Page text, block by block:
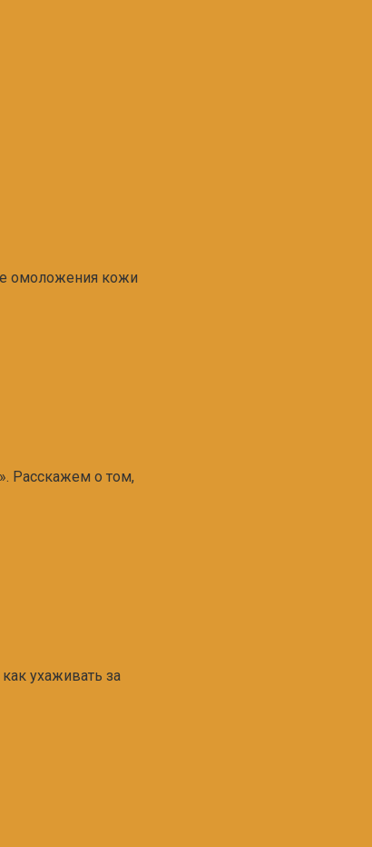
омоложения кожи
Расскажем о том,
ухаживать за